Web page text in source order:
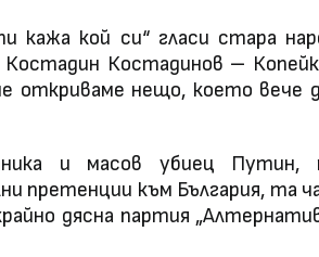
кажа кой си“ гласи стара
Костадинов –
откриваме нещо, което вече
и масов убиец Путин,
претенции към България, та
дясна партия